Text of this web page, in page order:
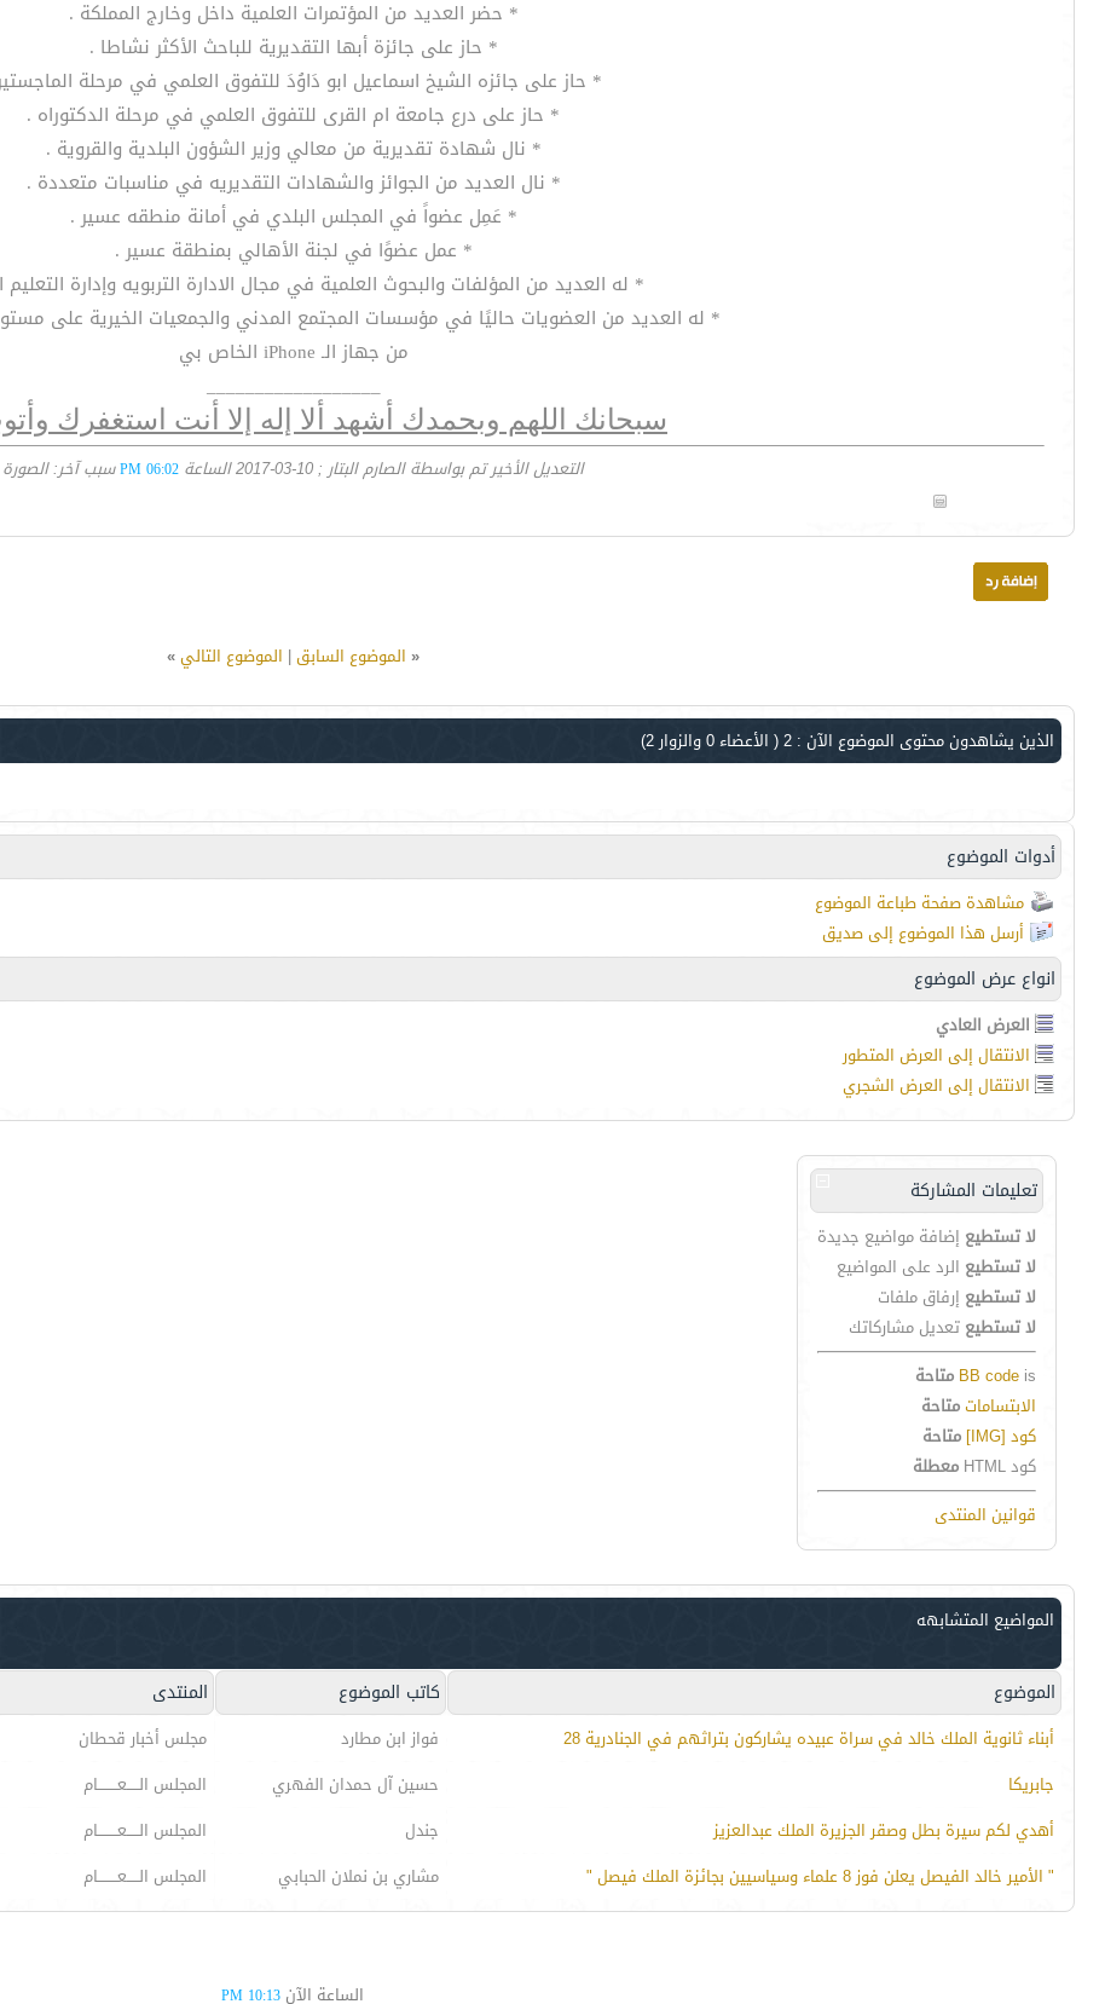
* حضر العديد من المؤتمرات العلمية داخل وخارج المملكة .
* حاز على جائزة أبها التقديرية للباحث الأكثر نشاطا .
* حاز على جائزه الشيخ اسماعيل ابو دَاوُدَ للتفوق العلمي في مرحلة
* حاز على درع جامعة ام القرى للتفوق العلمي في مرحلة الدكتوراه .
* نال شهادة تقديرية من معالي وزير الشؤون البلدية والقروية .
* نال العديد من الجوائز والشهادات التقديريه في مناسبات متعددة .
* عَمِل عضواً في المجلس البلدي في أمانة منطقه عسير .
* عمل عضوًا في لجنة الأهالي بمنطقة عسير .
* له العديد من المؤلفات والبحوث العلمية في مجال الادارة التربويه وإدارة التعليم
* له العديد من العضويات حاليًا في مؤسسات المجتمع المدني والجمعيات الخيرية على
‏من جهاز الـ iPhone الخاص بي
__________________
سبحانك اللهم وبحمدك أشهد ألا إله إلا أنت استغفرك
التعديل الأخير تم بواسطة الصارم البتار ; 10-03-2017 الساعة 06:02 PM سبب آخر: الصورة
« الموضوع السابق| الموضوع التالي»
الذين يشاهدون محتوى الموضوع الآن : 2 ( الأعضاء 0 والزوار 2)
أدوات الموضوع
مشاهدة صفحة طباعة الموضوع
أرسل هذا الموضوع إلى صديق
انواع عرض الموضوع
العرض العادي
الانتقال إلى العرض المتطور
الانتقال إلى العرض الشجري
تعليمات المشاركة
لا تستطيع إضافة مواضيع جديدة
لا تستطيع الرد على المواضيع
لا تستطيع إرفاق ملفات
لا تستطيع تعديل مشاركاتك
BB code is
متاحة
الابتساماتمتاحة
كود [IMG]
متاحة
كود HTML
معطلة
قوانين المنتدى
المواضيع المتشابهه
الموضوع كاتب الموضوع المنتدى
أبناء ثانوية الملك خالد في سراة عبيده يشاركون بتراثهم في الجنادرية 28 فواز ابن مطارد مجلس أخبار قحطان
جابريكا حسين آل حمدان الفهري المجلس الـــــعــــــــام
أهدي لكم سيرة بطل وصقر الجزيرة الملك عبدالعزيز جندل المجلس الـــــعــــــــام
" الأمير خالد الفيصل يعلن فوز 8 علماء وسياسيين بجائزة الملك فيصل " مشاري بن نملان الحبابي المجلس الـــــعــــــــام
الساعة الآن 10:13 PM